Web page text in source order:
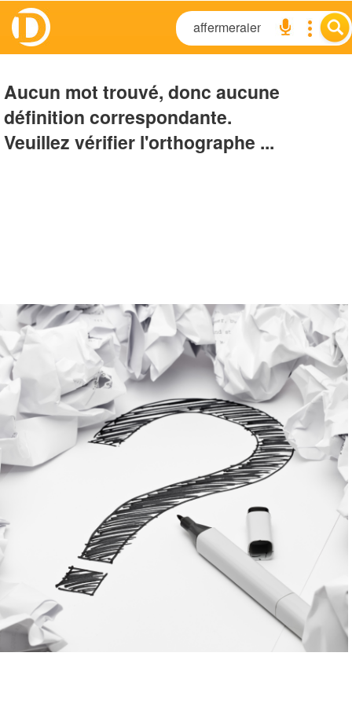
Aucun mot trouvé, donc aucune
définition correspondante.
Veuillez vérifier l'orthographe ...